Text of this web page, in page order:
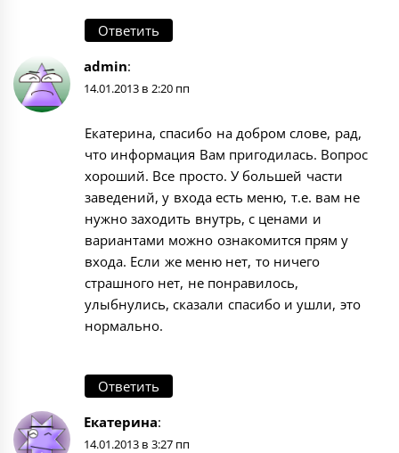
Ответить
admin:
14.01.2013 в 2:20 пп
Екатерина, спасибо на добром слове, рад,
что информация Вам пригодилась. Вопрос
хороший. Все просто. У большей части
заведений, у входа есть меню, т.е. вам не
нужно заходить внутрь, с ценами и
вариантами можно ознакомится прям у
входа. Если же меню нет, то ничего
страшного нет, не понравилось,
улыбнулись, сказали спасибо и ушли, это
нормально.
Ответить
Екатерина:
14.01.2013 в 3:27 пп